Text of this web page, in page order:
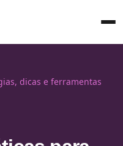
dicas e ferramentas